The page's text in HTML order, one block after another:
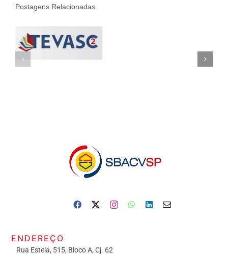
Postagens Relacionadas
ENDEREÇO
Rua Estela, 515, Bloco A, Cj. 62